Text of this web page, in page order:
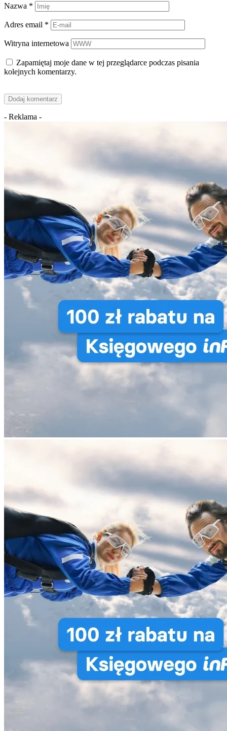
Nazwa *
Adres email *
Witryna internetowa
Zapamiętaj moje dane w tej przeglądarce podczas pisania
kolejnych komentarzy.
- Reklama -